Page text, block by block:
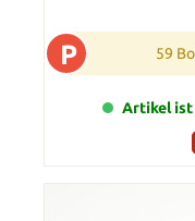
P 59
Artikel ist